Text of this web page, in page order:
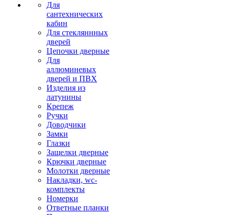
Для
сантехнических
кабин
Для стекляннных
дверей
Цепочки дверные
Для
аллюминевых
дверей и ПВХ
Изделия из
латунины
Крепеж
Ручки
Доводчики
Замки
Глазки
Защелки дверные
Крючки дверные
Молотки дверные
Накладки, wc-
комплекты
Номерки
Ответные планки